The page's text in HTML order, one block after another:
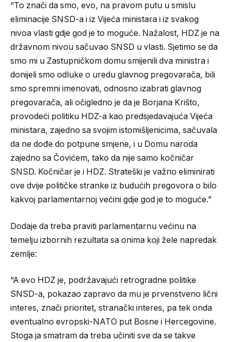
“To znači da smo, evo, na pravom putu u smislu
eliminacije SNSD-a i iz Vijeća ministara i iz svakog
nivoa vlasti gdje god je to moguće. Nažalost, HDZ je na
državnom nivou sačuvao SNSD u vlasti. Sjetimo se da
smo mi u Zastupničkom domu smijenili dva ministra i
donijeli smo odluke o uredu glavnog pregovarača, bili
smo spremni imenovati, odnosno izabrati glavnog
pregovarača, ali očigledno je da je Borjana Krišto,
provodeći politiku HDZ-a kao predsjedavajuća Vijeća
ministara, zajedno sa svojim istomišljenicima, sačuvala
da ne dođe do potpune smjene, i u Domu naroda
zajedno sa Čovićem, tako da nije samo kočničar
SNSD. Kočničar je i HDZ. Strateški je važno eliminirati
ove dvije političke stranke iz budućih pregovora o bilo
kakvoj parlamentarnoj većini gdje god je to moguće.”
Dodaje da treba praviti parlamentarnu većinu na
temelju izbornih rezultata sa onima koji žele napredak
zemlje:
“A evo HDZ je, podržavajući retrogradne politike
SNSD-a, pokazao zapravo da mu je prvenstveno lični
interes, znači prioritet, stranački interes, pa tek onda
eventualno evropski-NATO put Bosne i Hercegovine.
Stoga ja smatram da treba učiniti sve da se takve